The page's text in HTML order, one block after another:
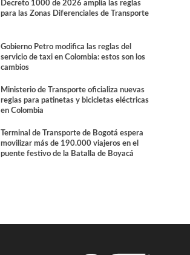
Decreto 1000 de 2026 amplía las reglas
para las Zonas Diferenciales de Transporte
Gobierno Petro modifica las reglas del
servicio de taxi en Colombia: estos son los
cambios
Ministerio de Transporte oficializa nuevas
reglas para patinetas y bicicletas eléctricas
en Colombia
Terminal de Transporte de Bogotá espera
movilizar más de 190.000 viajeros en el
puente festivo de la Batalla de Boyacá